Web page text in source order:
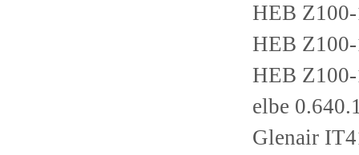
HEB
HEB
HEB
elbe
Glenair